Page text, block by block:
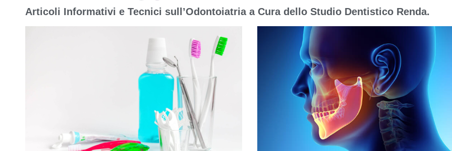
Articoli Informativi e Tecnici sull’Odontoiatria a Cura dello Studio Dentistico Renda.